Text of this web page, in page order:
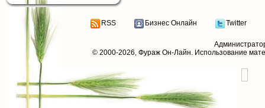
RSS Бизнес Онлайн Twitter
© 2000-2026, Фураж Он-Лайн. Использование